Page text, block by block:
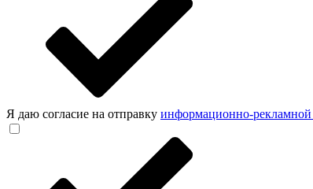
Я даю согласие на отправку информационно-рекламной